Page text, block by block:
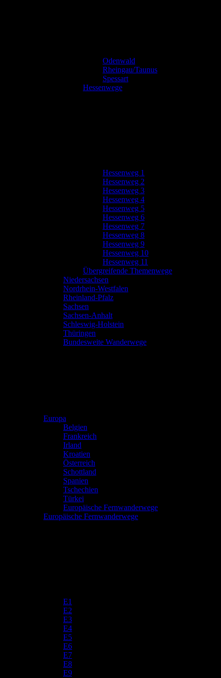
Odenwald
Rheingau/Taunus
Spessart
Hessenwege
Hessenweg 1
Hessenweg 2
Hessenweg 3
Hessenweg 4
Hessenweg 5
Hessenweg 6
Hessenweg 7
Hessenweg 8
Hessenweg 9
Hessenweg 10
Hessenweg 11
Übergreifende Themenwege
Niedersachsen
Nordrhein-Westfalen
Rheinland-Pfalz
Sachsen
Sachsen-Anhalt
Schleswig-Holstein
Thüringen
Bundesweite Wanderwege
Europa
Belgien
Frankreich
Irland
Kroatien
Österreich
Schottland
Spanien
Tschechien
Türkei
Europäische Fernwanderwege
Europäische Fernwanderwege
E1
E2
E3
E4
E5
E6
E7
E8
E9